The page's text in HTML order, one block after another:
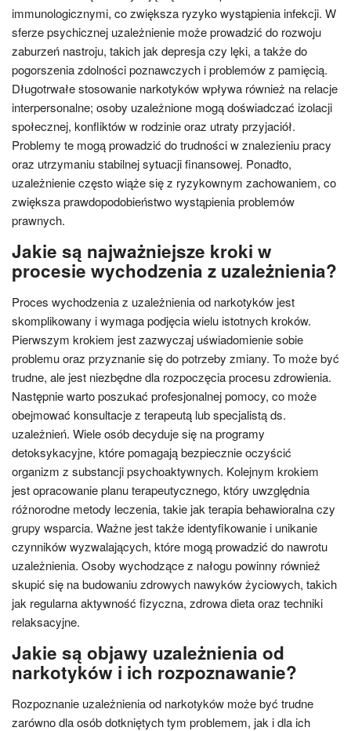
immunologicznymi, co zwiększa ryzyko wystąpienia infekcji. W
sferze psychicznej uzależnienie może prowadzić do rozwoju
zaburzeń nastroju, takich jak depresja czy lęki, a także do
pogorszenia zdolności poznawczych i problemów z pamięcią.
Długotrwałe stosowanie narkotyków wpływa również na relacje
interpersonalne; osoby uzależnione mogą doświadczać izolacji
społecznej, konfliktów w rodzinie oraz utraty przyjaciół.
Problemy te mogą prowadzić do trudności w znalezieniu pracy
oraz utrzymaniu stabilnej sytuacji finansowej. Ponadto,
uzależnienie często wiąże się z ryzykownym zachowaniem, co
zwiększa prawdopodobieństwo wystąpienia problemów
prawnych.
Jakie są najważniejsze kroki w
procesie wychodzenia z uzależnienia?
Proces wychodzenia z uzależnienia od narkotyków jest
skomplikowany i wymaga podjęcia wielu istotnych kroków.
Pierwszym krokiem jest zazwyczaj uświadomienie sobie
problemu oraz przyznanie się do potrzeby zmiany. To może być
trudne, ale jest niezbędne dla rozpoczęcia procesu zdrowienia.
Następnie warto poszukać profesjonalnej pomocy, co może
obejmować konsultacje z terapeutą lub specjalistą ds.
uzależnień. Wiele osób decyduje się na programy
detoksykacyjne, które pomagają bezpiecznie oczyścić
organizm z substancji psychoaktywnych. Kolejnym krokiem
jest opracowanie planu terapeutycznego, który uwzględnia
różnorodne metody leczenia, takie jak terapia behawioralna czy
grupy wsparcia. Ważne jest także identyfikowanie i unikanie
czynników wyzwalających, które mogą prowadzić do nawrotu
uzależnienia. Osoby wychodzące z nałogu powinny również
skupić się na budowaniu zdrowych nawyków życiowych, takich
jak regularna aktywność fizyczna, zdrowa dieta oraz techniki
relaksacyjne.
Jakie są objawy uzależnienia od
narkotyków i ich rozpoznawanie?
Rozpoznanie uzależnienia od narkotyków może być trudne
zarówno dla osób dotkniętych tym problemem, jak i dla ich